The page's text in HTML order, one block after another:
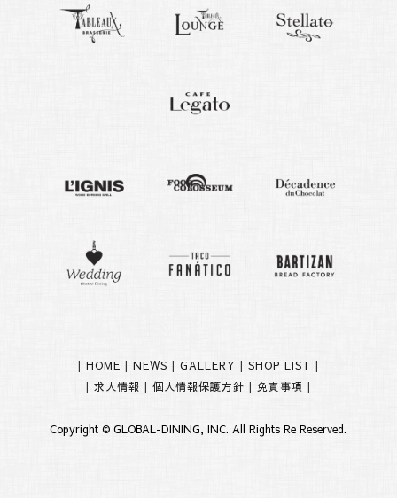
| HOME | NEWS | GALLERY | SHOP LIST |
| 求人情報 | 個人情報保護方針 | 免責事項 |
Copyright ©GLOBAL-DINING, INC. All Rights Re Reserved.